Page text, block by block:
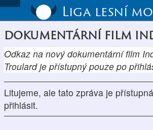
Liga lesní
DOKUMENTÁRNÍ FILM
Odkaz na nový dokumentární film
Troulard je přístupný pouze po
Litujeme, ale tato zpráva je přístupná
přihlásit.